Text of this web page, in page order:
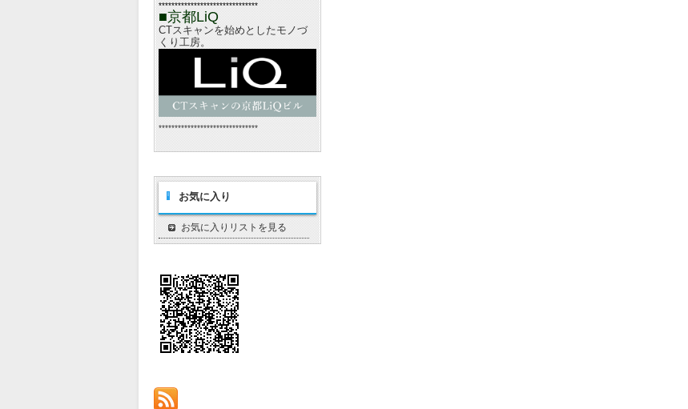
*******************************
■京都LiQ
CTスキャンを始めとしたモノづ
くり工房。
*******************************
お気に入り
お気に入りリストを見る